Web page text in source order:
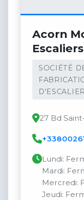
Acorn
Escaliers
SOCIÉTÉ
27 Bd
Lundi:
Mardi:
Mercredi:
Jeudi: